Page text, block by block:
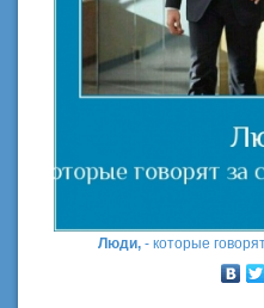
Люди, - которые